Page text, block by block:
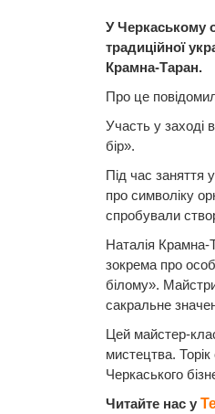
У Черкаському
традиційної
Крамна-Таран.
Про це
Участь у заході
бір».
Під час заняття
про символіку
спробували
Наталія Крамна-
зокрема про
білому».
сакральне
Цей майстер-
мистецтва.
Черкаського
Читайте нас у